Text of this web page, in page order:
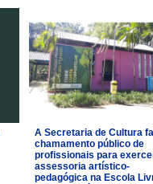
A Secretaria de Cultura
chamamento público de
profissionais para
assessoria artístico-
pedagógica na Escola